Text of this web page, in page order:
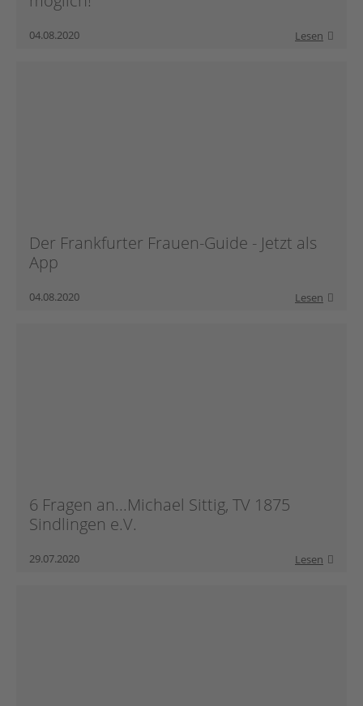
04.08.2020 Lesen
Der Frankfurter Frauen-Guide - Jetzt als
App
04.08.2020 Lesen
6 Fragen an...Michael Sittig, TV 1875
Sindlingen e.V.
29.07.2020 Lesen